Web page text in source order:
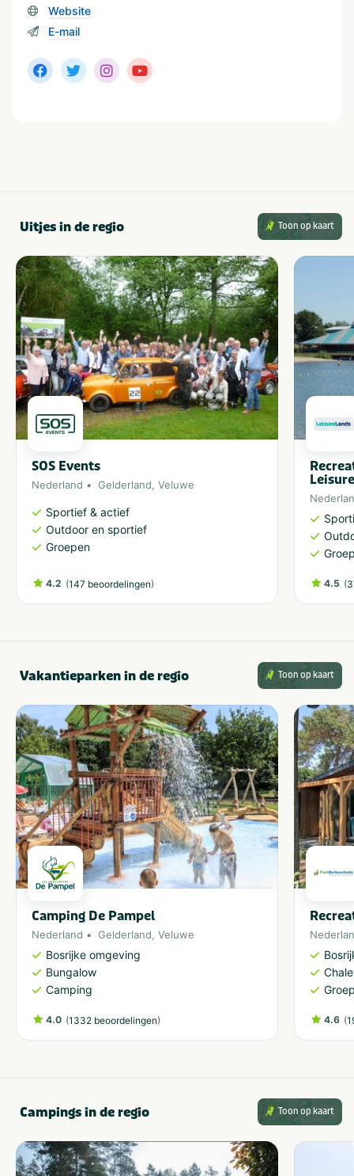
Type verblijf
Vakantiehuis
Camping
Vakantiepark
Mobilehome / stacaravan
Website
E-mail
Uitjes in de regio Toon op kaart
SOS Events
Nederland Gelderland, Veluwe
Sportief & actief
Outdoor en sportief
Groepen
4.2 (147 beoordelingen) 4.5 (
Vakantieparken in de regio Toon op kaart
Camping De Pampel
Nederland Gelderland, Veluwe
Bosrijke omgeving
Bungalow
Camping
4.0 (1332 beoordelingen) 4.6 (
Campings in de regio Toon op kaart